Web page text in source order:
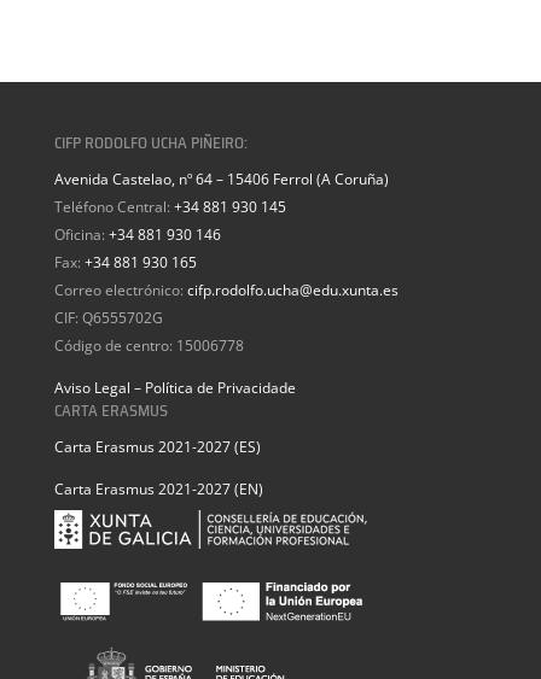
CIFP RODOLFO UCHA PIÑEIRO:
Avenida Castelao, nº 64 – 15406 Ferrol (A Coruña)
Teléfono Central: +34 881 930 145
Oficina: +34 881 930 146
Fax: +34 881 930 165
Correo electrónico: cifp.rodolfo.ucha@edu.xunta.es
CIF: Q6555702G
Código de centro: 15006778
Aviso Legal – Política de Privacidade
CARTA ERASMUS
Carta Erasmus 2021-2027 (ES)
Carta Erasmus 2021-2027 (EN)